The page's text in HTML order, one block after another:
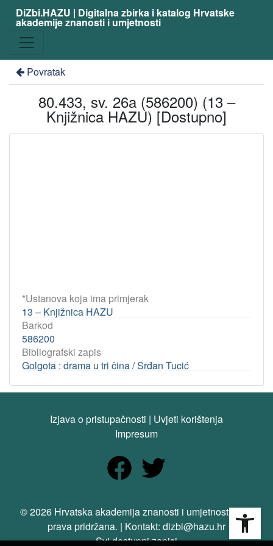
DiZbi.HAZU | Digitalna zbirka i katalog Hrvatske
akademije znanosti i umjetnosti
Povratak
80.433, sv. 26a (586200) (13 –
Knjižnica HAZU) [Dostupno]
*Ustanova koja ima primjerak
13 – Knjižnica HAZU
Barkod
586200
Bibliografski zapis
Golgota : drama u tri čina / Srđan Tucić
Izjava o pristupačnosti | Uvjeti korištenja
Impresum
© 2026 Hrvatska akademija znanosti i umjetnosti. Sva
prava pridržana. | Kontakt: dizbi@hazu.hr
Svi dostupni zapisi